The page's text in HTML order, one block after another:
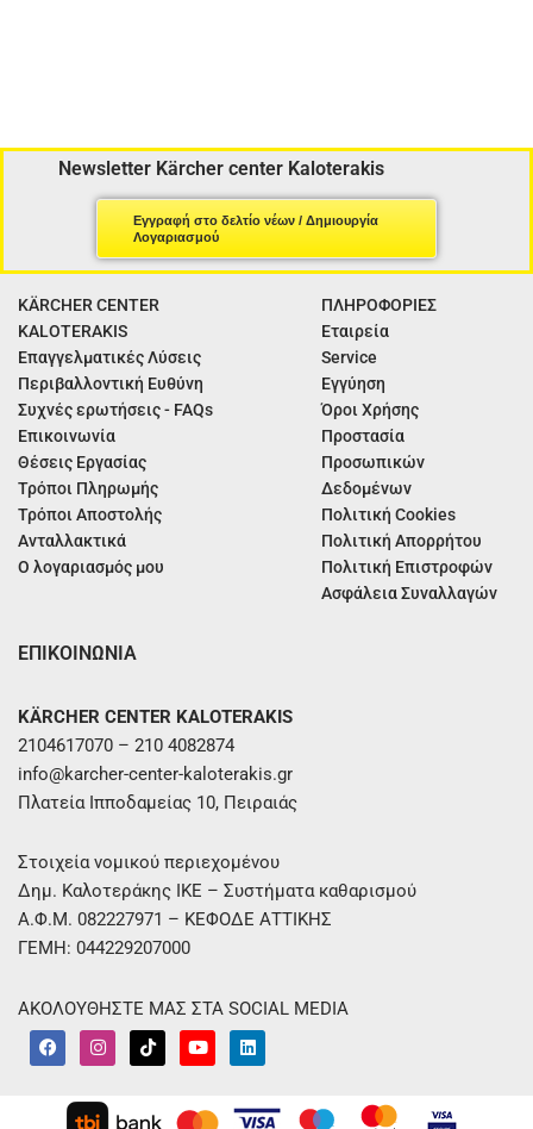
Newsletter Kärcher center Kaloterakis
Εγγραφή στο δελτίο νέων / Δημιουργία
Λογαριασμού
KÄRCHER CENTER
KALOTERAKIS
Επαγγελματικές Λύσεις
Περιβαλλοντική Ευθύνη
Συχνές ερωτήσεις - FAQs
Επικοινωνία
Θέσεις Εργασίας
Τρόποι Πληρωμής
Τρόποι Αποστολής
Ανταλλακτικά
Ο λογαριασμός μου
ΠΛΗΡΟΦΟΡΙΕΣ
Εταιρεία
Service
Εγγύηση
Όροι Χρήσης
Προστασία
Προσωπικών
Δεδομένων
Πολιτική Cookies
Πολιτική Απορρήτου
Πολιτική Επιστροφών
Ασφάλεια Συναλλαγών
ΕΠΙΚΟΙΝΩΝΙΑ
KÄRCHER CENTER KALOTERAKIS
2104617070 – 210 4082874
info@karcher-center-kaloterakis.gr
Πλατεία Ιπποδαμείας 10, Πειραιάς
Στοιχεία νομικού περιεχομένου
Δημ. Καλοτεράκης ΙΚΕ – Συστήματα καθαρισμού
Α.Φ.Μ. 082227971 – ΚΕΦΟΔΕ ΑΤΤΙΚΗΣ
ΓΕΜΗ: 044229207000
ΑΚΟΛΟΥΘΗΣΤΕ ΜΑΣ ΣΤΑ SOCIAL MEDIA
F
a
c
I
n
s
a
T
i
k
Y
o
u
u
L
i
n
e